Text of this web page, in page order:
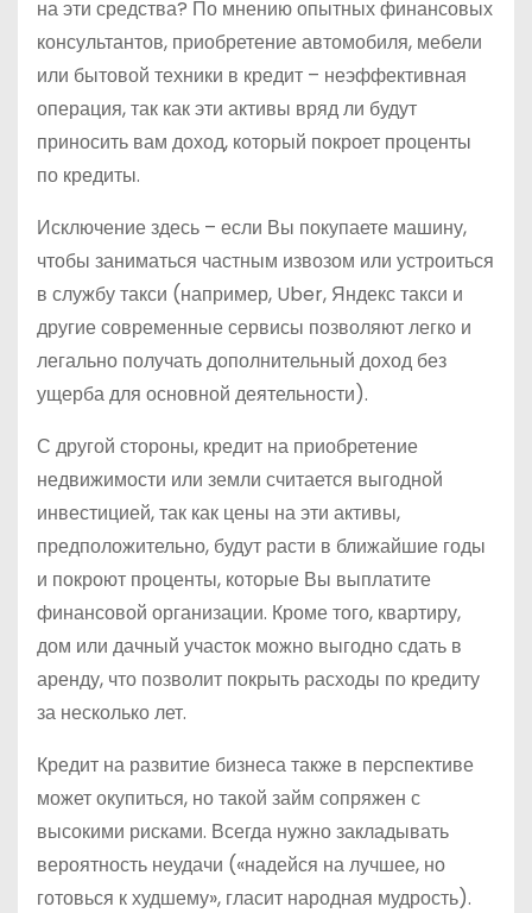
на эти средства? По мнению опытных финансовых
консультантов, приобретение автомобиля, мебели
или бытовой техники в кредит – неэффективная
операция, так как эти активы вряд ли будут
приносить вам доход, который покроет проценты
по кредиты.
Исключение здесь – если Вы покупаете машину,
чтобы заниматься частным извозом или устроиться
в службу такси (например, Uber, Яндекс такси и
другие современные сервисы позволяют легко и
легально получать дополнительный доход без
ущерба для основной деятельности).
С другой стороны, кредит на приобретение
недвижимости или земли считается выгодной
инвестицией, так как цены на эти активы,
предположительно, будут расти в ближайшие годы
и покроют проценты, которые Вы выплатите
финансовой организации. Кроме того, квартиру,
дом или дачный участок можно выгодно сдать в
аренду, что позволит покрыть расходы по кредиту
за несколько лет.
Кредит на развитие бизнеса также в перспективе
может окупиться, но такой займ сопряжен с
высокими рисками. Всегда нужно закладывать
вероятность неудачи («надейся на лучшее, но
готовься к худшему», гласит народная мудрость).